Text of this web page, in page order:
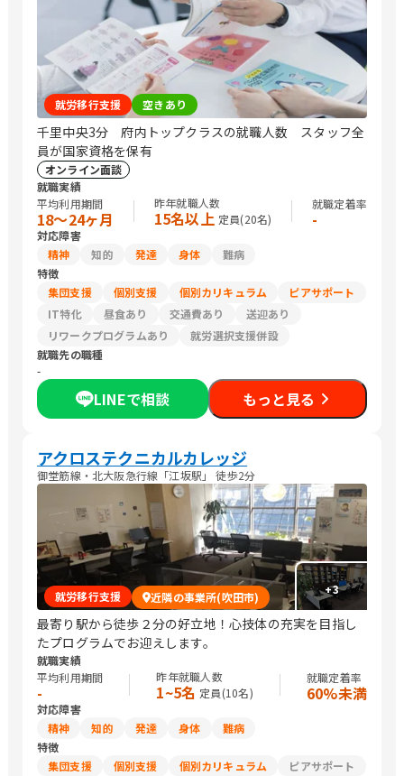
就労移行支援 空きあり
千里中央3分 府内トップクラスの就職人数 スタッフ全
員が国家資格を保有
オンライン面談
就職実績
平均利用期間
18〜24ヶ月
昨年就職人数
15名以上 定員(20名)
就職定着率
-
対応障害
精神
知的 発達 身体
難病
特徴
集団支援
個別支援 個別カリキュラム
ピアサポート
IT特化
昼食あり 交通費あり
送迎あり
リワークプログラムあり
就労選択支援併設
就職先の職種
-
LINEで相談 もっと見る
アクロステクニカルカレッジ
御堂筋線・北大阪急行線「江坂駅」 徒歩2分
+3
就労移行支援 近隣の事業所(吹田市)
最寄り駅から徒歩２分の好立地！心技体の充実を目指し
たプログラムでお迎えします。
就職実績
平均利用期間
-
昨年就職人数
1~5名 定員(10名)
就職定着率
60%未満
対応障害
精神
知的 発達 身体
難病
特徴
集団支援
個別支援 個別カリキュラム
ピアサポート